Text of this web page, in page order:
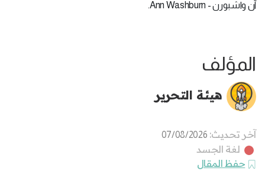
آن واشبورن - Ann Washburn.
المؤلف
هيئة التحرير
آخر تحديث: 07/08/2026
لغة الجسد
حفظ المقال